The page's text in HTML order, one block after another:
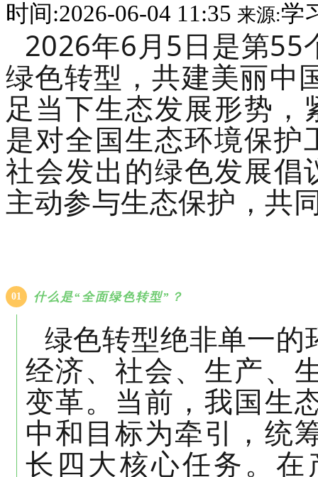
时间:2026-06-04 11:35 来源:学
2026年6月5日是第55
绿色转型，共建美丽中
足当下生态发展形势
是对全国生态环境保
社会发出的绿色发展倡
主动参与生态保护，共
01 什么是“全面绿色转型”？
绿色转型绝非单一
经济、社会、生产、
变革。当前，我国生
中和目标为牵引，统
长四大核心任务。